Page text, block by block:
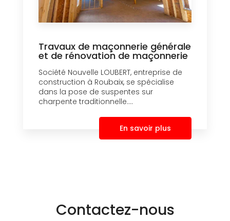
Travaux de maçonnerie générale
et de rénovation de maçonnerie
Société Nouvelle LOUBERT, entreprise de
construction à Roubaix, se spécialise
dans la pose de suspentes sur
charpente traditionnelle....
En savoir plus
Contactez-nous